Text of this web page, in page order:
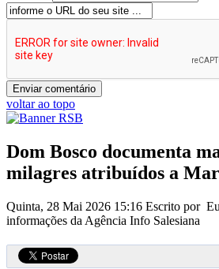
voltar ao topo
Dom Bosco documenta
milagres atribuídos a
Quinta, 28 Mai 2026 15:16 Escrito por
informações da Agência Info Salesiana